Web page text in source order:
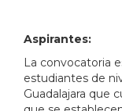
Aspirantes:
La convocatoria
estudiantes de
Guadalajara que